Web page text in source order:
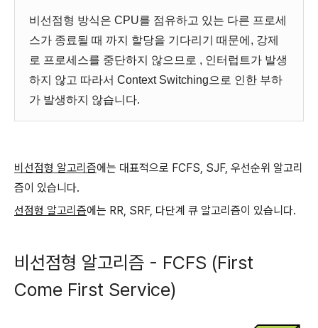
비선점형 방식은 CPU를 점유하고 있는 다른 프로세
스가 종료될 때 까지 할당을 기다리기 때문에, 강제
로 프로세스를 중단하지 않으므로 , 인터럽트가 발생
하지 않고 따라서 Context Switching으로 인한 부하
가 발생하지 않습니다.
비선점형 알고리즘에는 대표적으로 FCFS, SJF, 우선순위 알고리
즘이 있습니다.
선점형 알고리즘에는 RR, SRF, 다단계 큐 알고리즘이 있습니다.
비선점형 알고리즘 - FCFS (First
Come First Service)